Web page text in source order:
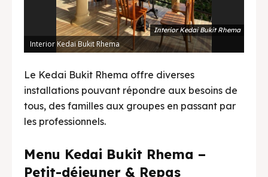
Interior Kedai Bukit Rhema
Interior Kedai Bukit Rhema
Le Kedai Bukit Rhema offre diverses
installations pouvant répondre aux besoins de
tous, des familles aux groupes en passant par
les professionnels.
Menu Kedai Bukit Rhema –
Petit-déjeuner & Repas